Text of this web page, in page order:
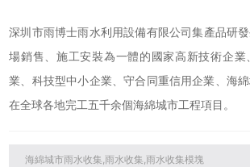
深圳市雨博士雨水利用設備有限公司集產品研
場銷售、施工安裝為一體的 國家高新技術企
業、科技型中小企業、守合同重信用企業、海
在全球各地完工五千余個海綿城市工程項目。
海綿城市雨水收集,雨水收集,雨水收集模塊